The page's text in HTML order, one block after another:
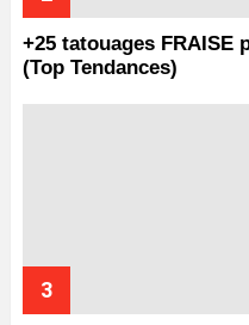
+25 tatouages
(Top Tendances)